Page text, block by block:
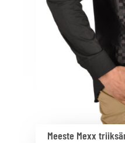
Meeste Mexx